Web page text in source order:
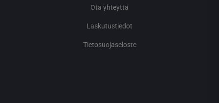
Ota yhteyttä
Laskutustiedot
Tietosuojaseloste